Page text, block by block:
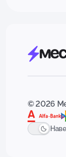
© 2026